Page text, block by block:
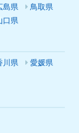
島県
鳥取県
口県
川県
愛媛県